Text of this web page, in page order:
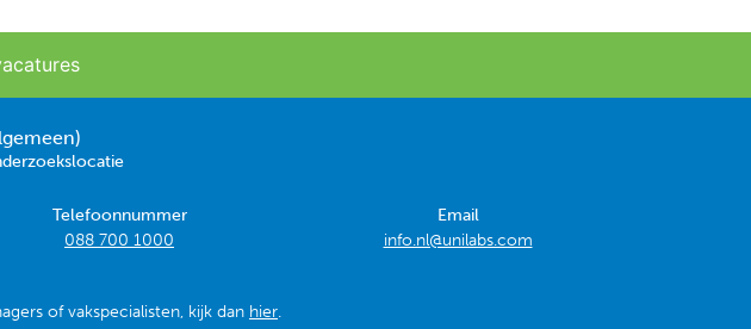
Telefoonnummer
088 700 1000
Email
info.nl@unilabs.com
of vakspecialisten, kijk dan hier.